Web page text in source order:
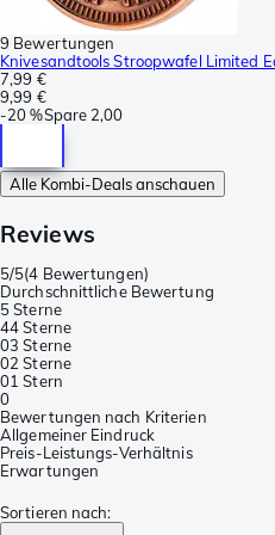
9 Bewertungen
Knivesandtools Stroopwafel Limited
7,99 €
9,99 €
-20 %Spare 2,00
Alle Kombi-Deals anschauen
Reviews
5/5(4 Bewertungen)
Durchschnittliche Bewertung
5 Sterne
44 Sterne
03 Sterne
02 Sterne
01 Stern
0
Bewertungen nach Kriterien
Allgemeiner Eindruck
Preis-Leistungs-Verhältnis
Erwartungen
Sortieren nach: